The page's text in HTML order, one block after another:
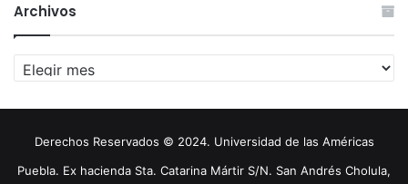
Archivos
Archivos
Derechos Reservados © 2024. Universidad de las Américas
Puebla. Ex hacienda Sta. Catarina Mártir S/N. San Andrés Cholula,